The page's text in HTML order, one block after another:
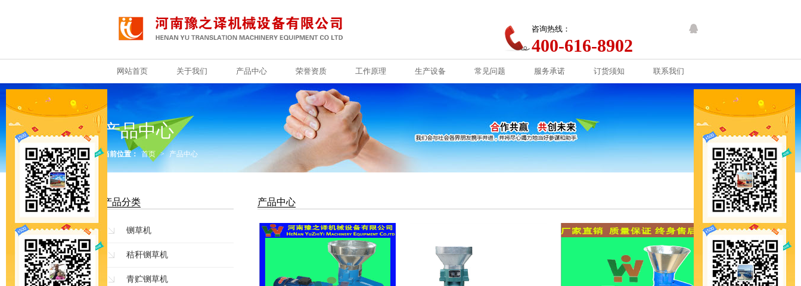
咨询热线：
400-616-8902
网站首页 关于我们 产品中心 荣誉资质
荣誉资质
工作原理 生产设备 常见问题
常见问题
服务承诺
服务承诺
订货须知 联系我们
产品中心
当前位置： 首页 > 产品中心
产品中心
产品分类
铡草机
秸秆铡草机
青贮铡草机